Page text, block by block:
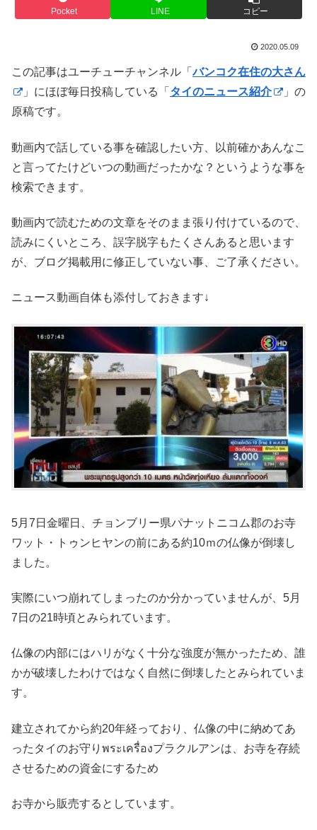
Pocket LINE コピー
2020.05.09
この記事はユーチューチャンネル「バンコク在住の大さん
」にほぼ毎日投稿している「 タイのニュース紹介
」の
原稿です。
動画内で話している事を確認したい方、以前確かあんなこ
と言ってたけどいつの動画だったかな？というような事を
検索できます。
動画内で読むための文章をそのまま張り付けているので、
読みにくいところ、誤字脱字もたくさんあると思います
が、ブログ掲載用に修正していない事、ご了承ください。
ニュース動画自体も添付しておきます↓
5月7日金曜日、チョンブリー県パナットニコム郡のお寺
ワット・トゥンヒヤンの前にある約10ｍの仏像が倒壊し
ました。
実際にいつ崩れてしまったのか分かっていませんが、5月
7日の21時頃とみられています。
仏像の内部にはハリがなく十分な強度が無かったため、 誰
かが破壊したわけではなく自然に倒壊したとみられていま
す。
建立されてから約20年経っており、仏像の中に納めてあ
った タイのお守り พระเครื่องプラクルアンは、お寺を存続
させるための資金にするため
お寺から販売するとしています。